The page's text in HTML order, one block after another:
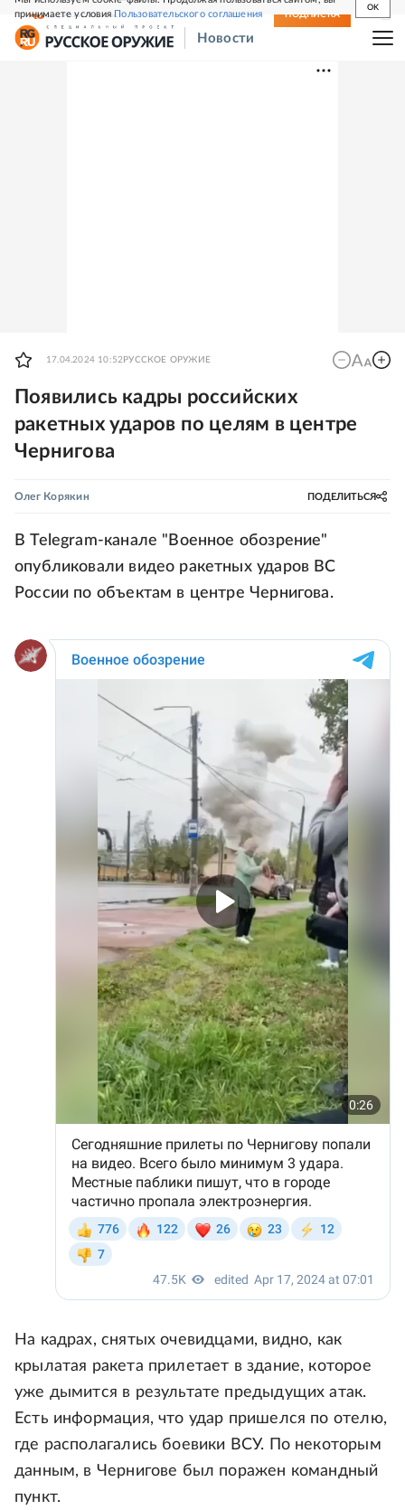
принимаете условияПользовательского соглашения
OK
СВЕЖИЙ НОМЕР ПОДПИСКА
Новости
17.04.2024 10:52 РУССКОЕ ОРУЖИЕ
Появились кадры российских
ракетных ударов по целям в центре
Чернигова
Олег Корякин ПОДЕЛИТЬСЯ
В Telegram-канале "Военное обозрение"
опубликовали видео ракетных ударов ВС
России по объектам в центре Чернигова.
На кадрах, снятых очевидцами, видно, как
крылатая ракета прилетает в здание, которое
уже дымится в результате предыдущих атак.
Есть информация, что удар пришелся по отелю,
где располагались боевики ВСУ. По некоторым
данным, в Чернигове был поражен командный
пункт.